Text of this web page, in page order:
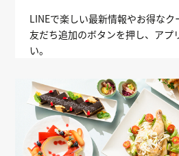
LINEで楽しい最新情報やお得なク
友だち追加のボタンを押し、アプ
い。